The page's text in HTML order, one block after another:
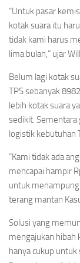
“Untuk pasar
kotak suara itu
tidak kami harus
lima bulan,” ujar
Belum lagi kotak
TPS sebanyak
lebih kotak suara
sedikit. Sementara
logistik kebutuhan
“Kami tidak ada
mencapai hampir
untuk menampung
terang mantan
Solusi yang
mengajukan hibah
hanya cukup